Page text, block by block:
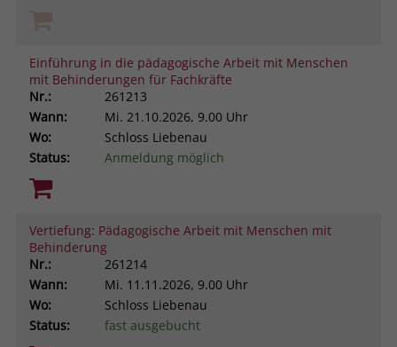
Einführung in die pädagogische Arbeit mit Menschen
mit Behinderungen für Fachkräfte
Nr.:
261213
Wann:
Mi. 21.10.2026, 9.00 Uhr
Wo:
Schloss Liebenau
Status:
Anmeldung möglich
Vertiefung: Pädagogische Arbeit mit Menschen mit
Behinderung
Nr.:
261214
Wann:
Mi. 11.11.2026, 9.00 Uhr
Wo:
Schloss Liebenau
Status:
fast ausgebucht